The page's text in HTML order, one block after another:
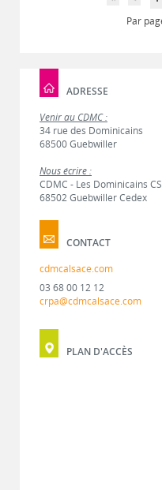
Par
ADRESSE
Venir au CDMC :
34 rue des Dominicains
68500 Guebwiller
Nous écrire :
CDMC - Les Dominicains
68502 Guebwiller Cedex
CONTACT
cdmcalsace.com
03 68 00 12 12
crpa@cdmcalsace.com
PLAN D'ACCÈS